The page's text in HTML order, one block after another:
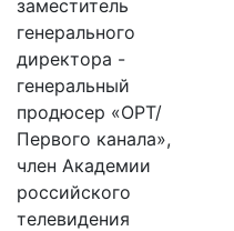
заместитель
генерального
директора -
генеральный
продюсер «ОРТ/
Первого канала»,
член Академии
российского
телевидения